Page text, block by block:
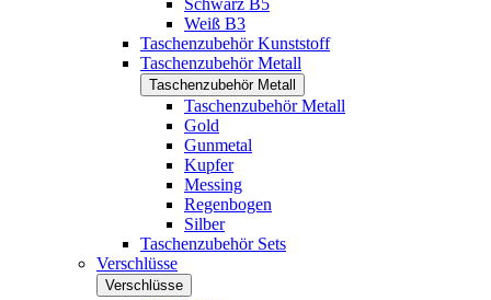
Schwarz B5
Weiß B3
Taschenzubehör Kunststoff
Taschenzubehör Metall
Taschenzubehör Metall
Taschenzubehör Metall
Gold
Gunmetal
Kupfer
Messing
Regenbogen
Silber
Taschenzubehör Sets
Verschlüsse
Verschlüsse